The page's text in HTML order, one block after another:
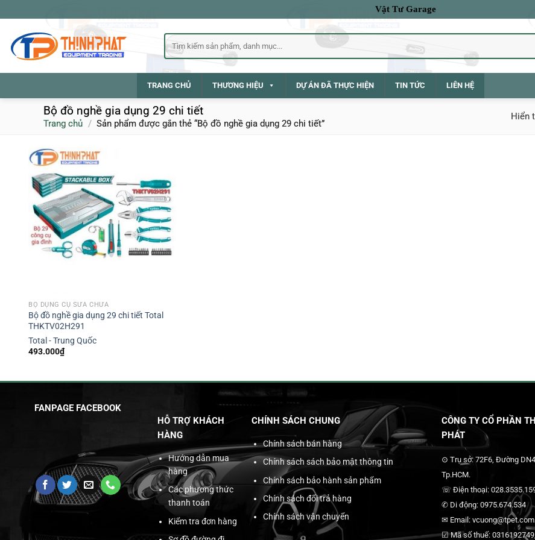
qua
dung
Vật Tư Garage
Tìm
kiếm:
TRANG CHỦ THƯƠNG HIỆU DỰ ÁN ĐÃ THỰC HIỆN TIN TỨC LIÊN HỆ
Bộ đồ nghề gia dụng 29 chi tiết
Trang chủ / Sản phẩm được gắn thẻ “Bộ đồ nghề gia dụng 29 chi tiết”
Hiển
BỘ DỤNG CỤ SỬA CHỮA
Bộ đồ nghề gia dụng 29 chi tiết Total
THKTV02H291
Total - Trung Quốc
493.000₫
FANPAGE FACEBOOK
HỖ TRỢ KHÁCH
HÀNG
Hướng dẫn mua
hàng
Các phương thức
thanh toán
Kiểm tra đơn hàng
CHÍNH SÁCH CHUNG
Chính sách bán hàng
Chính sách sách bảo mật thông tin
Chính sách bảo hành sản phẩm
Chính sách đổi trả hàng
Chính sách vận chuyển
CÔNG TY CỔ PHẦN
PHÁT
⊙ Trụ sở: 72F6, Đường
Tp.HCM.
☏ Điện thoại:
✆ Di động: 0975.674.534
✉ Email:
☑ Mã số thuế: